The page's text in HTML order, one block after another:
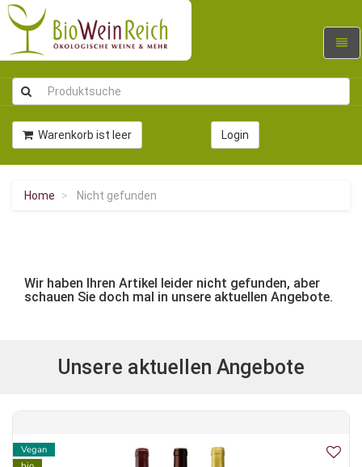
Warenkorb ist leer Login
Home Nicht gefunden
Wir haben Ihren Artikel leider nicht gefunden, aber
schauen Sie doch mal in unsere aktuellen Angebote.
Unsere aktuellen Angebote
Vegan